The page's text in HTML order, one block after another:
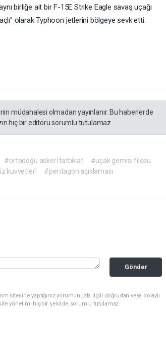
birliğe ait bir F-15E Strike Eagle savaş uçağı
olarak Typhoon jetlerini bölgeye sevk etti.
müdahalesi olmadan yayınlanır. Bu haberlerde
hiç bir editörü sorumlu tutulamaz...
#ortadoğu askeri tatbikat
#uçak gemisi filosu
kuvvetleri
#pentagon açıklaması
Gönder
sitesine yaptığınız yorumunuzla ilgili doğrudan veya dolaylı
yönetimi hiçbir şekilde sorumlu tutulamaz.